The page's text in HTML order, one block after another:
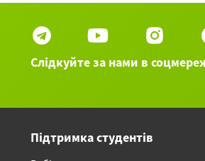
Слідкуйте за нами в
Підтримка студентів